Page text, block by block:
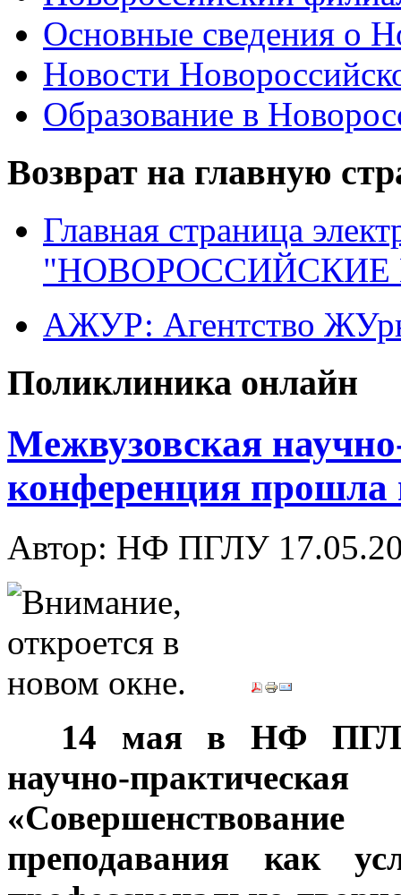
Основные сведения о
Новости
Образование в
Возврат на главную
Главная страница
"НОВОРОССИЙСКИЕ
АЖУР: Агентство
Поликлиника онлайн
Mежвузовская
конференция
Автор: НФ ПГЛУ
14 мая в НФ ПГЛУ
научно-
преподавания как